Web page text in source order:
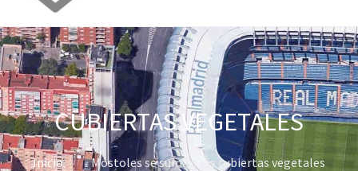
CUBIERTAS VEGETALES
Inicio Móstoles se suma a las cubiertas vegetales